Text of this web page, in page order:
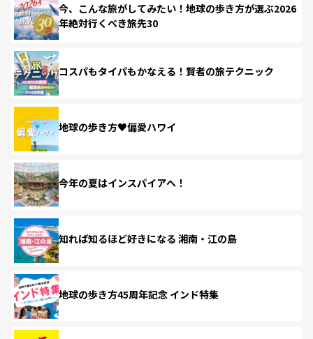
今、こんな旅がしてみたい！地球の歩き方が選ぶ2026
年絶対行くべき旅先30
コスパもタイパもかなえる！賢者の旅テクニック
地球の歩き方♥偏愛ハワイ
今年の夏はインスパイアへ！
知れば知るほど好きになる 湘南・江の島
地球の歩き方45周年記念 インド特集